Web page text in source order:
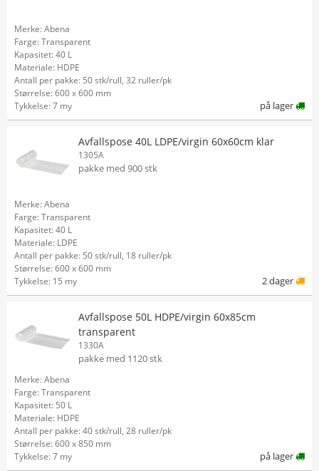
Merke: Abena
Farge: Transparent
Kapasitet: 40 L
Materiale: HDPE
Antall per pakke: 50 stk/rull, 32 ruller/pk
Størrelse: 600 x 600 mm
Tykkelse: 7 my
på lager
Avfallspose 40L LDPE/virgin 60x60cm klar
1305A
pakke med 900 stk
Merke: Abena
Farge: Transparent
Kapasitet: 40 L
Materiale: LDPE
Antall per pakke: 50 stk/rull, 18 ruller/pk
Størrelse: 600 x 600 mm
Tykkelse: 15 my
2 dager
Avfallspose 50L HDPE/virgin 60x85cm
transparent
1330A
pakke med 1120 stk
Merke: Abena
Farge: Transparent
Kapasitet: 50 L
Materiale: HDPE
Antall per pakke: 40 stk/rull, 28 ruller/pk
Størrelse: 600 x 850 mm
Tykkelse: 7 my
på lager